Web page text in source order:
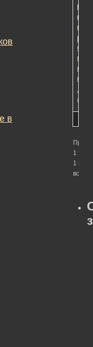
как
без
к
in:
9
1
1 по 1
всего)
в